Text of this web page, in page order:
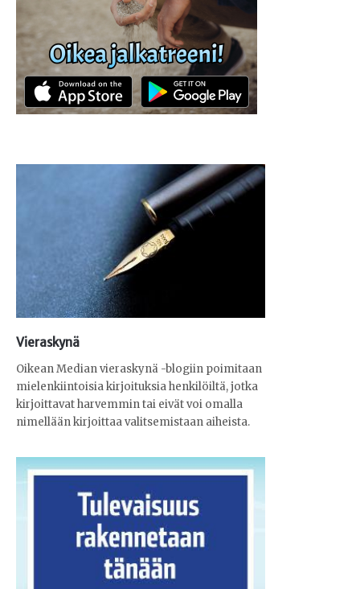
Vieraskynä
Oikean Median vieraskynä -blogiin poimitaan
mielenkiintoisia kirjoituksia henkilöiltä, jotka
kirjoittavat harvemmin tai eivät voi omalla
nimellään kirjoittaa valitsemistaan aiheista.